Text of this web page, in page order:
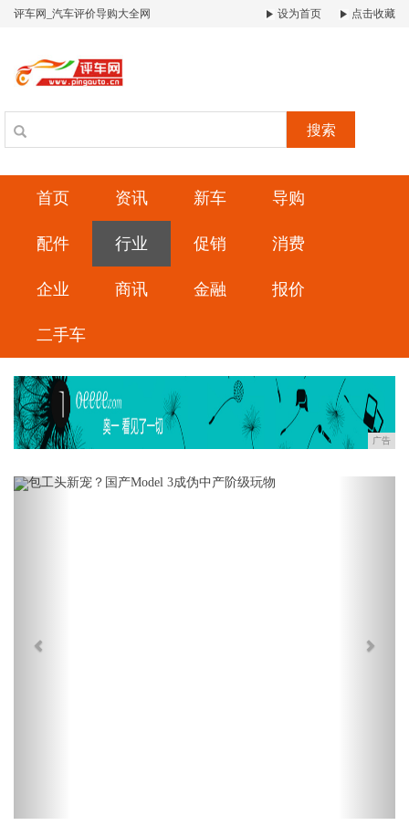
评车网_汽车评价导购大全网 设为首页 点击收藏
搜索
首页 资讯 新车 导购
配件 行业 促销 消费
企业 商讯 金融 报价
二手车
广告
Previous